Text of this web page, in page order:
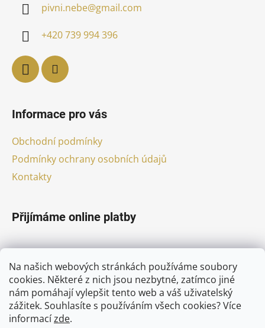
Na našich webových stránkách používáme soubory
cookies. Některé z nich jsou nezbytné, zatímco jiné
nám pomáhají vylepšit tento web a váš uživatelský
zážitek. Souhlasíte s používáním všech cookies?Více
informacízde.
pivni.nebe@gmail.com
+420 739 994 396
Informace pro vás
Obchodní podmínky
Podmínky ochrany osobních údajů
Kontakty
Přijímáme online platby
Facebook